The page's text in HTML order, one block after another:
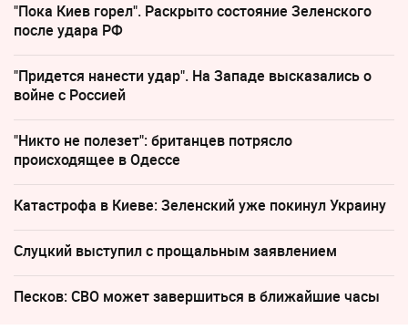
"Пока Киев горел". Раскрыто состояние Зеленского
после удара РФ
"Придется нанести удар". На Западе высказались о
войне с Россией
"Никто не полезет": британцев потрясло
происходящее в Одессе
Катастрофа в Киеве: Зеленский уже покинул Украину
Слуцкий выступил с прощальным заявлением
Песков: СВО может завершиться в ближайшие часы